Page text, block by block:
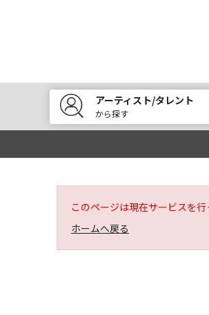
アーティスト/タレント
から探す
このページは現在サービスを
ホームへ戻る